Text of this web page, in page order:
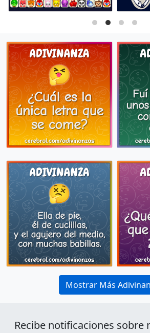
Mostrar Más
Recibe notificaciones sobre